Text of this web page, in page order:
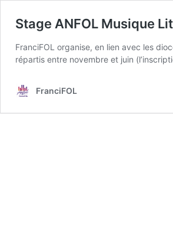
Stage ANFOL Musique
FranciFOL organise, en lien avec les
répartis entre novembre et juin
FranciFOL